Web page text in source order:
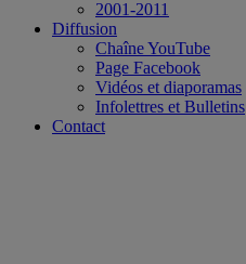
2001-2011
Diffusion
Chaîne YouTube
Page Facebook
Vidéos et diaporamas
Infolettres et Bulletins
Contact